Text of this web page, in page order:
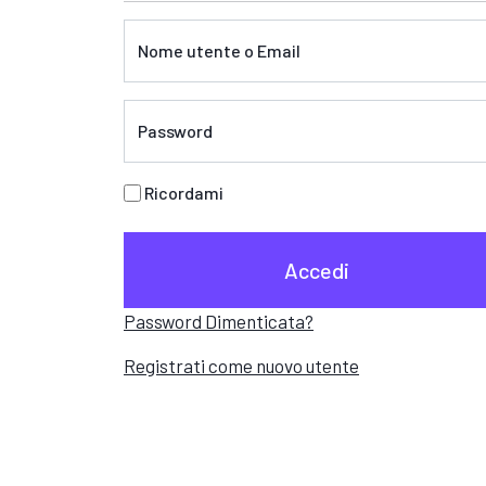
Nome utente o Email
Password
Ricordami
Accedi
Password Dimenticata?
Registrati come nuovo utente